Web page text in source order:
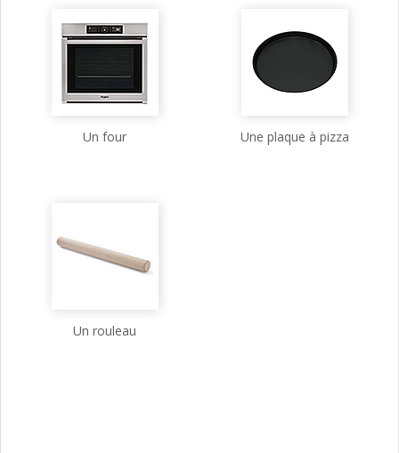
Un four Une plaque à pizza
Un rouleau